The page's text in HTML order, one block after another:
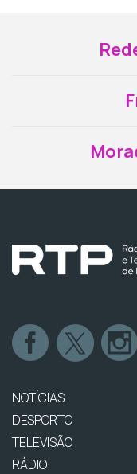
NOTÍCIAS
DESPORTO
TELEVISÃO
RÁDIO